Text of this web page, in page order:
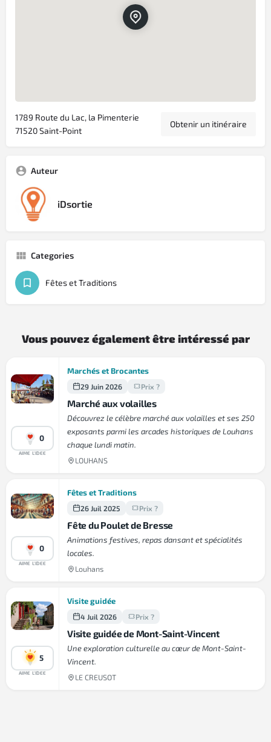
1789 Route du Lac, la Pimenterie
71520 Saint-Point
Obtenir un itinéraire
Auteur
iDsortie
Categories
Fêtes et Traditions
Vous pouvez également être intéressé par
0
AIME L'IDEE
Marchés et Brocantes
29 Juin 2026 Prix ?
Marché aux volailles
Découvrez le célèbre marché aux volailles et ses 250
exposants parmi les arcades historiques de Louhans
chaque lundi matin.
LOUHANS
0
AIME L'IDEE
Fêtes et Traditions
26 Juil 2025 Prix ?
Fête du Poulet de Bresse
Animations festives, repas dansant et spécialités
locales.
Louhans
5
AIME L'IDEE
Visite guidée
4 Juil 2026 Prix ?
Visite guidée de Mont-Saint-Vincent
Une exploration culturelle au cœur de Mont-Saint-
Vincent.
LE CREUSOT